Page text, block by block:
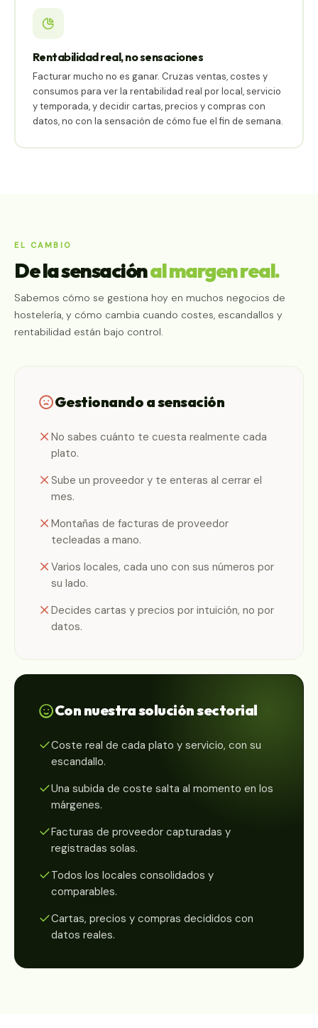
Rentabilidad real, no sensaciones
Facturar mucho no es ganar. Cruzas ventas, costes y
consumos para ver la rentabilidad real por local, servicio
y temporada, y decidir cartas, precios y compras con
datos, no con la sensación de cómo fue el fin de semana.
EL CAMBIO
De la sensaciónal margen real.
Sabemos cómo se gestiona hoy en muchos negocios de
hostelería, y cómo cambia cuando costes, escandallos y
rentabilidad están bajo control.
Gestionando a sensación
No sabes cuánto te cuesta realmente cada
plato.
Sube un proveedor y te enteras al cerrar el
mes.
Montañas de facturas de proveedor
tecleadas a mano.
Varios locales, cada uno con sus números por
su lado.
Decides cartas y precios por intuición, no por
datos.
Con nuestra solución sectorial
Coste real de cada plato y servicio, con su
escandallo.
Una subida de coste salta al momento en los
márgenes.
Facturas de proveedor capturadas y
registradas solas.
Todos los locales consolidados y
comparables.
Cartas, precios y compras decididos con
datos reales.